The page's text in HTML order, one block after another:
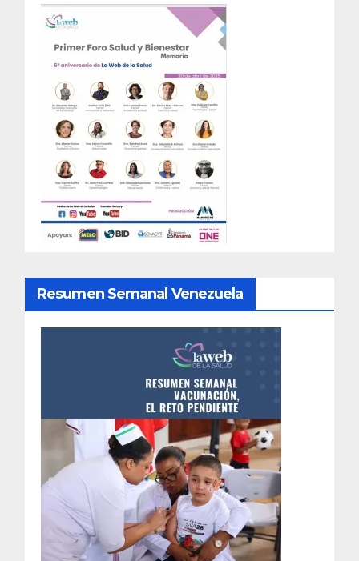
Resumen Semanal Venezuela